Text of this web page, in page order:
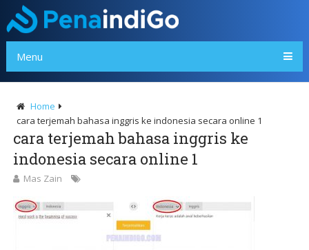
Menu
Home
cara terjemah bahasa inggris ke indonesia secara online 1
cara terjemah bahasa inggris ke
indonesia secara online 1
Mas Zain